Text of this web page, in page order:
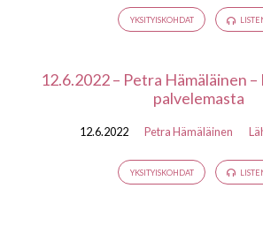
YKSITYISKOHDAT
12.6.2022 – Petra Hämäläinen –
palvelemasta
12.6.2022 Petra Hämäläinen
YKSITYISKOHDAT